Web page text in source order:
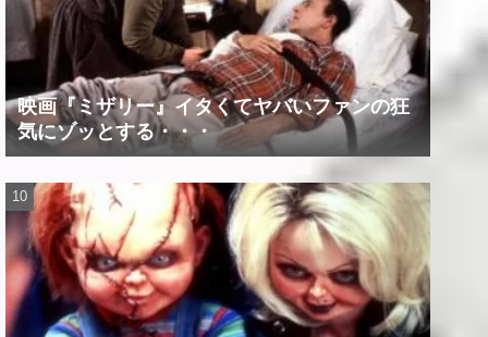
映画『ミザリー』イタくてヤバいファンの狂
気にゾッとする・・・